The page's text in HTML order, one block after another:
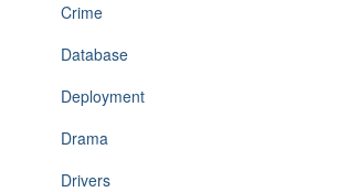
Crime
Database
Deployment
Drama
Drivers